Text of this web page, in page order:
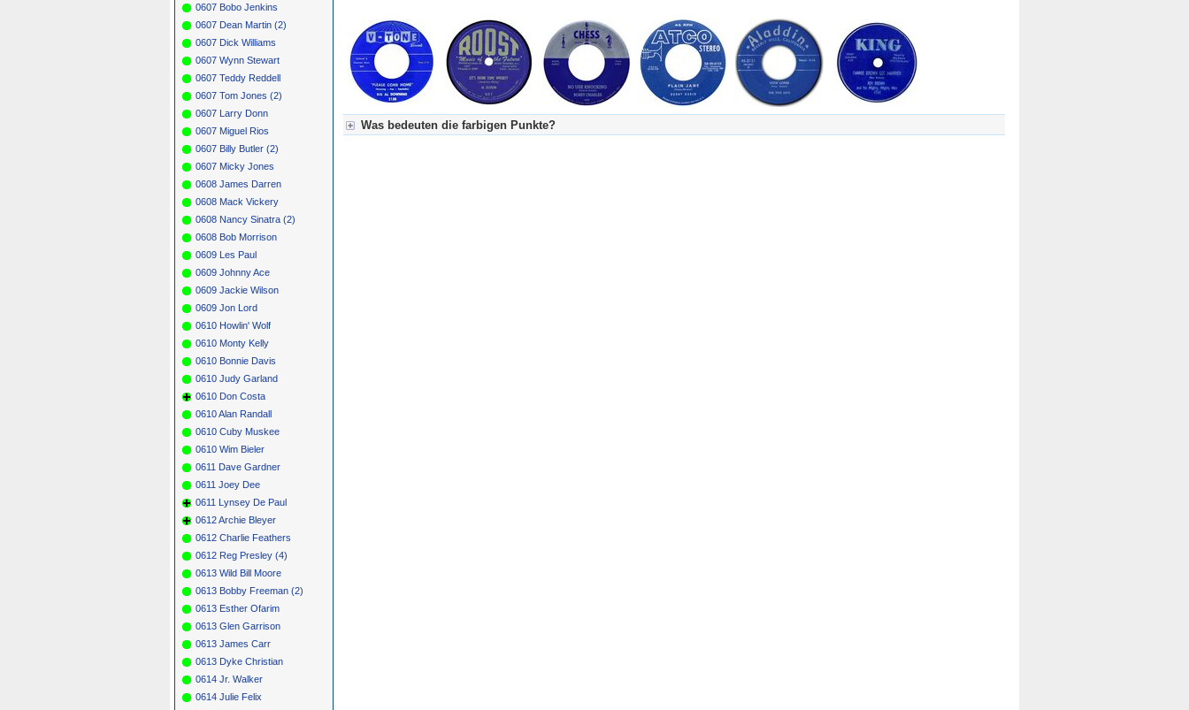
Was bedeuten die farbigen Punkte?
0607 Bobo Jenkins
0607 Dean Martin (2)
0607 Dick Williams
0607 Wynn Stewart
0607 Teddy Reddell
0607 Tom Jones (2)
0607 Larry Donn
0607 Miguel Rios
0607 Billy Butler (2)
0607 Micky Jones
0608 James Darren
0608 Mack Vickery
0608 Nancy Sinatra (2)
0608 Bob Morrison
0609 Les Paul
0609 Johnny Ace
0609 Jackie Wilson
0609 Jon Lord
0610 Howlin' Wolf
0610 Monty Kelly
0610 Bonnie Davis
0610 Judy Garland
0610 Don Costa
0610 Alan Randall
0610 Cuby Muskee
0610 Wim Bieler
0611 Dave Gardner
0611 Joey Dee
0611 Lynsey De Paul
0612 Archie Bleyer
0612 Charlie Feathers
0612 Reg Presley (4)
0613 Wild Bill Moore
0613 Bobby Freeman (2)
0613 Esther Ofarim
0613 Glen Garrison
0613 James Carr
0613 Dyke Christian
0614 Jr. Walker
0614 Julie Felix